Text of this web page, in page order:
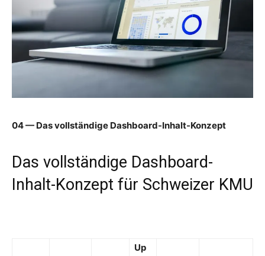
04 — Das vollständige Dashboard-Inhalt-Konzept
Das vollständige Dashboard-
Inhalt-Konzept für Schweizer KMU
Up